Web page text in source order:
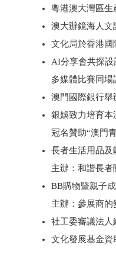
粵港澳大灣區生
澳大辦鏡海人文
文化局於香港國
AI分享會共探設
多媒體比賽同場
澳門國際銀行舉
銀娛致力培育本
冠名贊助“澳門
長者生活用品及
主辦：和諧長
BB購物暨親子
主辦：參展商的
社工委審議法人
文化發展基金資